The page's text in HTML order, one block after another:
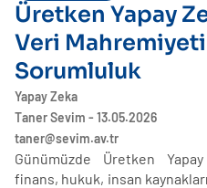
Üretken Yapay
Veri
Sorumluluk
Yapay Zeka
Taner Sevim - 13.05.2026
taner@sevim.av.tr
Günümüzde Üretken
finans, hukuk, insan